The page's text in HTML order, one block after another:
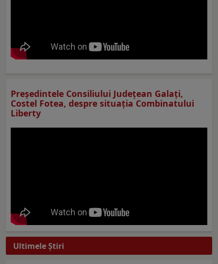
Preşedintele Consiliului Judeţean Galaţi,
Costel Fotea, despre situaţia Combinatului
Liberty
Ultimele Ştiri